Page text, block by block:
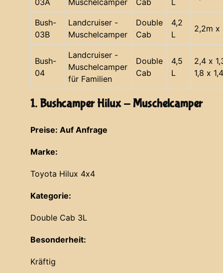
03A Muschelcamper Cab L
Bush-
03B
Landcruiser -
Muschelcamper
Double
Cab
4,2
L
2,2m x
Bush-
04
Landcruiser -
Muschelcamper
für Familien
Double
Cab
4,5
L
2,4 x
1,8 x
1. Bushcamper Hilux - Muschelcamper
Preise: Auf Anfrage
Marke:
Toyota Hilux 4x4
Kategorie:
Double Cab 3L
Besonderheit:
Kräftig